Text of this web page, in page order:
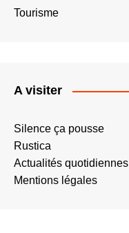
Tourisme
A visiter
Silence ça pousse
Rustica
Actualités quotidiennes
Mentions légales